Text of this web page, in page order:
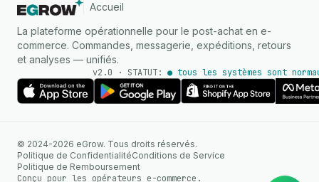
Accueil
La plateforme opérationnelle pour le post-achat en e-
commerce. Commandes, messagerie, expéditions, retours
et analyses — unifiés.
v2.0 · STATUT: ● tous les systèmes sont
© 2024-2026 eGrow. Tous droits réservés.
Politique de ConfidentialitéConditions de Service
Politique de Remboursement
Conçu pour les opérateurs e-commerce.
Réponses instantanées sur
WhatsApp